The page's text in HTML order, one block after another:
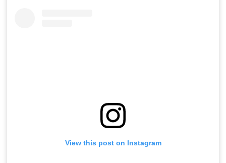
View this post on Instagram